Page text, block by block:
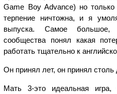
Game Boy Advance) но
терпение ничтожна, и я
выпуска. Самое большое,
сообщества понял какая
работать тщательно к
Он принял лет, он принял столь
Мать 3-это идеальная игра,